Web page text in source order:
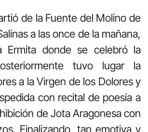
de la Fuente del Molino de
a las once de la mañana,
Ermita donde se celebró la
tuvo lugar la
a la Virgen de los Dolores y
con recital de poesía a
de Jota Aragonesa con
Finalizando, tan emotiva y